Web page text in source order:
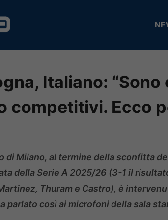
Italiano:
competitivi. Ecco
di Milano, al termine della sconfitta
della Serie A 2025/26 (3-1 il
Thuram e Castro), è
parlato così ai microfoni della sala